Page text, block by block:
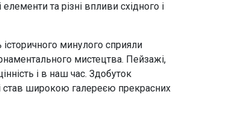
та різні впливи східного і
історичного минулого сприяли
мистецтва. Пейзажі,
і в наш час. Здобуток
став широкою галереєю прекрасних